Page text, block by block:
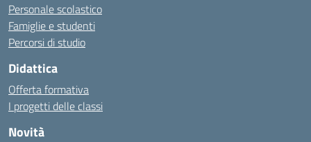
Personale scolastico
Famiglie e studenti
Percorsi di studio
Didattica
Offerta formativa
I progetti delle classi
Novità